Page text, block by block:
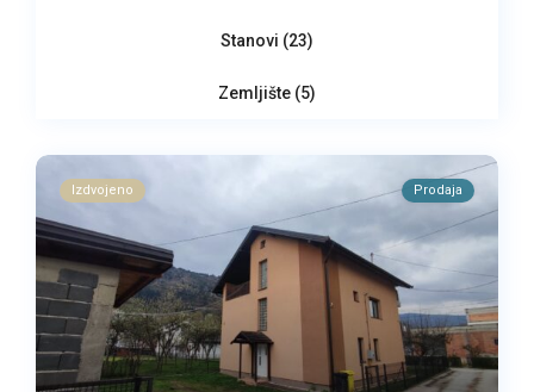
Stanovi (23)
Zemljište (5)
Izdvojeno Prodaja